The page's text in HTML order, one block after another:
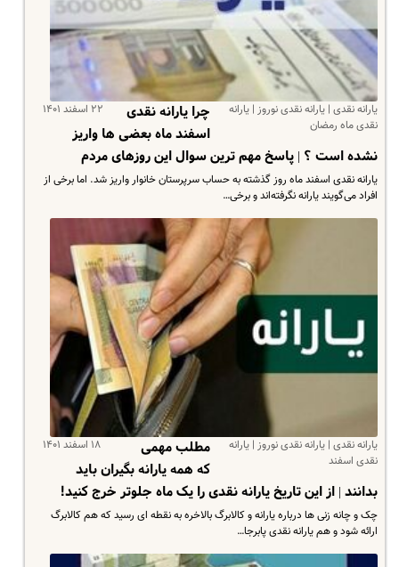
یارانه نقدی | یارانه نقدی نوروز | یارانه
نقدی ماه رمضان
۲۲ اسفند ۱۴۰۱
چرا یارانه نقدی
اسفند ماه بعضی ها واریز
نشده است ؟ | پاسخ مهم ترین سوال این روزهای مردم
یارانه نقدی اسفند ماه روز گذشته به حساب سرپرستان خانوار واریز شد. اما برخی از
افراد می‌گویند یارانه نگرفته‌اند و برخی…
یارانه نقدی | یارانه نقدی نوروز | یارانه
نقدی اسفند
۱۸ اسفند ۱۴۰۱
مطلب مهمی
که همه یارانه بگیران باید
بدانند | از این تاریخ یارانه نقدی را یک ماه جلوتر خرج کنید!
چک و چانه زنی ها درباره یارانه و کالابرگ بالاخره به نقطه ای رسید که هم کالابرگ
ارائه شود و هم یارانه نقدی پابرجا…